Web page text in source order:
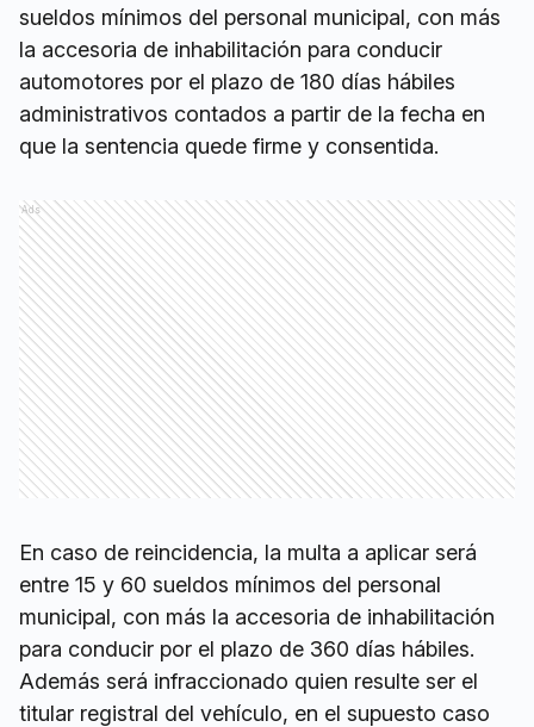
sueldos mínimos del personal municipal, con más
la accesoria de inhabilitación para conducir
automotores por el plazo de 180 días hábiles
administrativos contados a partir de la fecha en
que la sentencia quede firme y consentida.
Ads
En caso de reincidencia, la multa a aplicar será
entre 15 y 60 sueldos mínimos del personal
municipal, con más la accesoria de inhabilitación
para conducir por el plazo de 360 días hábiles.
Además será infraccionado quien resulte ser el
titular registral del vehículo, en el supuesto caso